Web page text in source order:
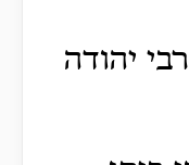
יהודה